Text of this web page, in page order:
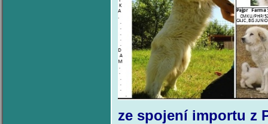
ze spojení importu z